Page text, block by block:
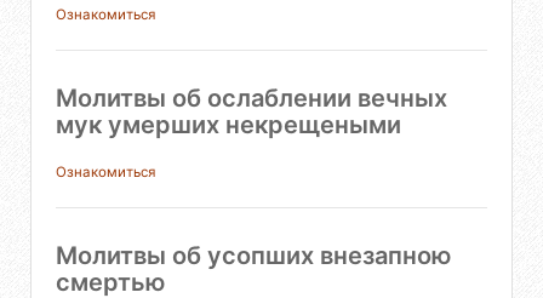
Ознакомиться
Молитвы об ослаблении вечных
мук умерших некрещеными
Ознакомиться
Молитвы об усопших внезапною
смертью